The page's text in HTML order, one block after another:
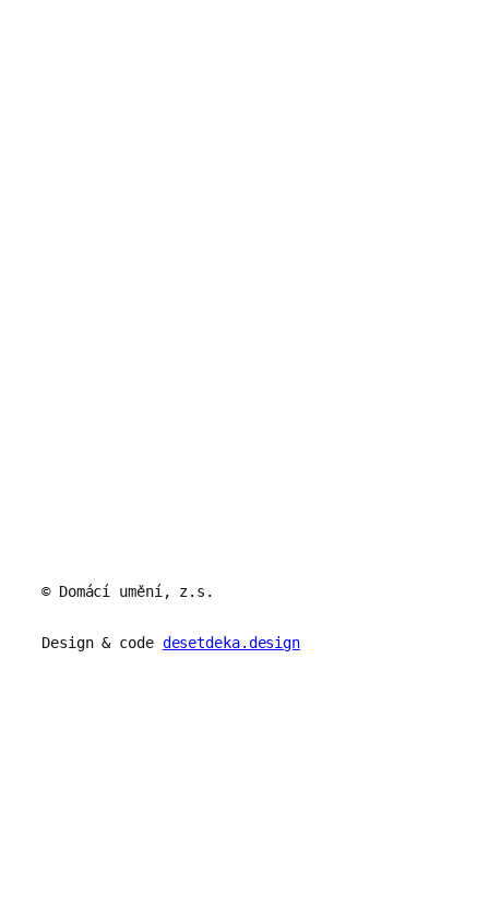
© Domácí umění, z.s.
Design & code desetdeka.design